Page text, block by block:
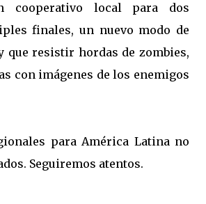
cooperativo local para dos
finales, un nuevo modo de
que resistir hordas de zombies,
con imágenes de los enemigos
para América Latina no
Seguiremos atentos.